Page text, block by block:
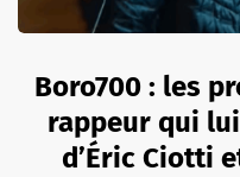
Boro700 : les
rappeur qui
d’Éric Ciotti